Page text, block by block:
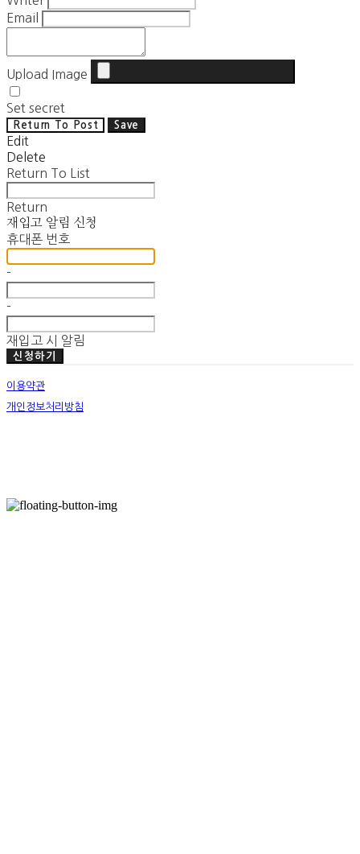
Email
Upload Image
Set secret
Return To Post Save
Edit
Delete
Return To List
Return
재입고 알림 신청
휴대폰 번호
-
-
재입고 시 알림
신청하기
이용약관
개인정보처리방침